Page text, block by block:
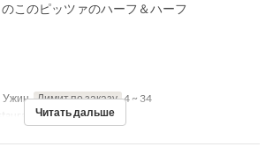
このピッツァのハーフ＆ハーフ
Ужин Лимит по заказу 4 ~ 34
Читать дальше